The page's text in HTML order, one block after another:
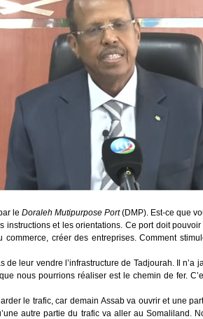
le Doraleh Mutipurpose Port(DMP). Est-ce que
et les orientations. Ce port doit
créer des entreprises. Comment
leur vendre l’infrastructure de Tadjourah. Il n’a
nous pourrions réaliser est le chemin de fer.
le trafic, car demain Assab va ouvrir et une
autre partie du trafic va aller au Somaliland.